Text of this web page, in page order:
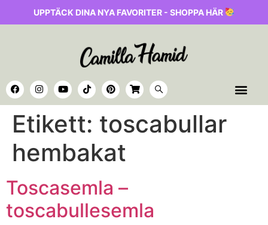
UPPTÄCK DINA NYA FAVORITER - SHOPPA HÄR
Etikett: toscabullar
hembakat
Toscasemla –
toscabullesemla